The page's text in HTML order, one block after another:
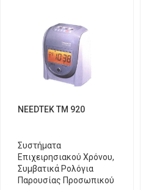
NEEDTEK TM 920
Συστήματα
Επιχειρησιακού Χρόνου,
Συμβατικά Ρολόγια
Παρουσίας Προσωπικού